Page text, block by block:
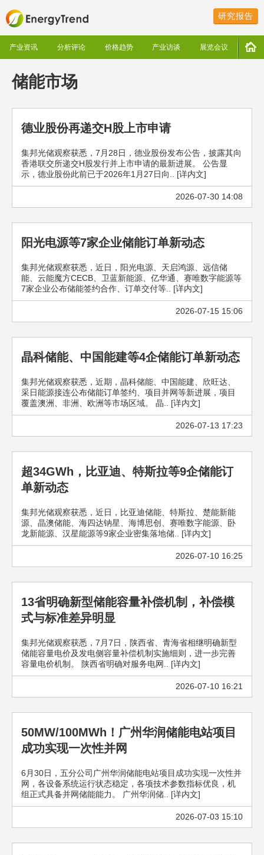
研究报告
产业资讯 分析评论 价格趋势 产业访谈 展览会议
储能市场
德业股份再递交H股上市申请
集邦光储观察获悉，7月28日，德业股份发布公告，披露其向
香港联交所递交H股发行并上市申请的最新进展。 公告显
示，德业股份此前已于2026年1月27日向.. [详内文]
2026-07-30 14:08
阳光电源等7家企业储能订单新动态
集邦光储观察获悉，近日，阳光电源、天启鸿源、远信储
能、云能魔方CECB、卫蓝新能源、亿华通、赛唯数字能源等
7家企业公布储能签约合作、订单交付等.. [详内文]
2026-07-15 15:06
晶科储能、中国能建等4企储能订单新动态
集邦光储观察获悉，近期，晶科储能、中国能建、欣旺达、
采日能源接连公布储能订单签约、项目并网等新进展，项目
覆盖澳洲、非洲、欧洲等市场区域。 晶.. [详内文]
2026-07-13 17:23
超34GWh，比亚迪、特斯拉等9企储能订
单新动态
集邦光储观察获悉，近日，比亚迪储能、特斯拉、楚能新能
源、晶澳储能、海四达钠星、海博思创、赛唯数字能源、卧
龙新能源、汉星能源等9家企业密集落地储.. [详内文]
2026-07-10 16:25
13省明确新型储能容量补偿机制，补偿模
式与标准差异明显
集邦光储观察获悉，7月7日，陕西省、青海省相继明确新型
储能容量电价及发电侧容量补偿机制实施细则，进一步完善
容量电价机制。 陕西省明确对服务电网.. [详内文]
2026-07-10 16:21
50MW/100MWh！广州华润储能电站项目
成功实现一次性并网
6月30日，五分公司广州华润储能电站项目成功实现一次性并
网，各设备系统运行状态稳定，各项技术参数指标优良，机
组正式具备并网储能能力。 广州华润储.. [详内文]
2026-07-03 15:10